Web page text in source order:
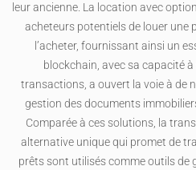
leur ancienne. La location avec
acheteurs potentiels de louer une
l’acheter, fournissant ainsi un
blockchain, avec sa capacité
transactions, a ouvert la voie à de
gestion des documents
Comparée à ces solutions, la
alternative unique qui promet de
prêts sont utilisés comme outils de